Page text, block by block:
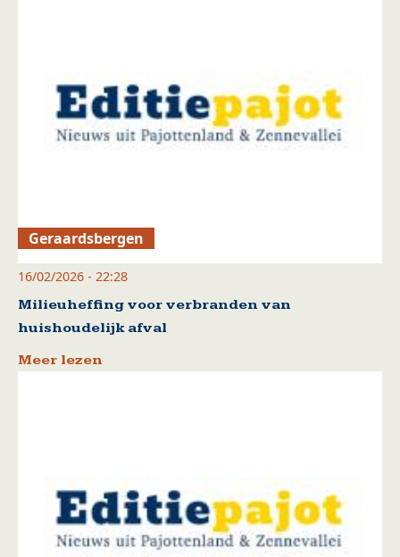
Geraardsbergen
16/02/2026 - 22:28
Milieuheffing voor verbranden van
huishoudelijk afval
Meer lezen